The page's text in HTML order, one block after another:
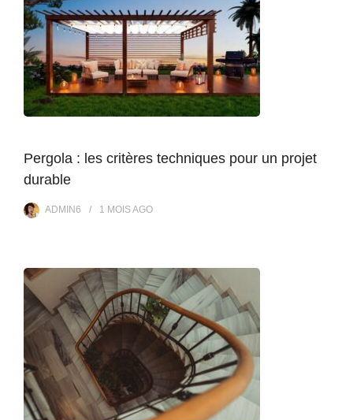
Pergola : les critères techniques pour un projet
durable
ADMIN6 1 MOISAGO